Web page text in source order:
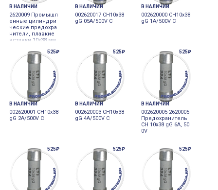
В НАЛИЧИИ
2620009 Промышл
енные цилиндри
ческие предохра
нители, плавкие
вставки 10x38 мм,
А, 002620009 Eti
В НАЛИЧИИ
002620017 CH10x38
gG 05A/500V C
В НАЛИЧИИ
002620000 CH10x38
gG 1A/500V C
525₽
В НАЛИЧИИ
002620001 CH10x38
gG 2A/500V C
525₽
В НАЛИЧИИ
002620003 CH10x38
gG 4A/500V C
525₽
В НАЛИЧИИ
002620005 2620005
Предохранитель
CH 10x38 gG 6A, 50
0V
525₽ 525₽ 525₽